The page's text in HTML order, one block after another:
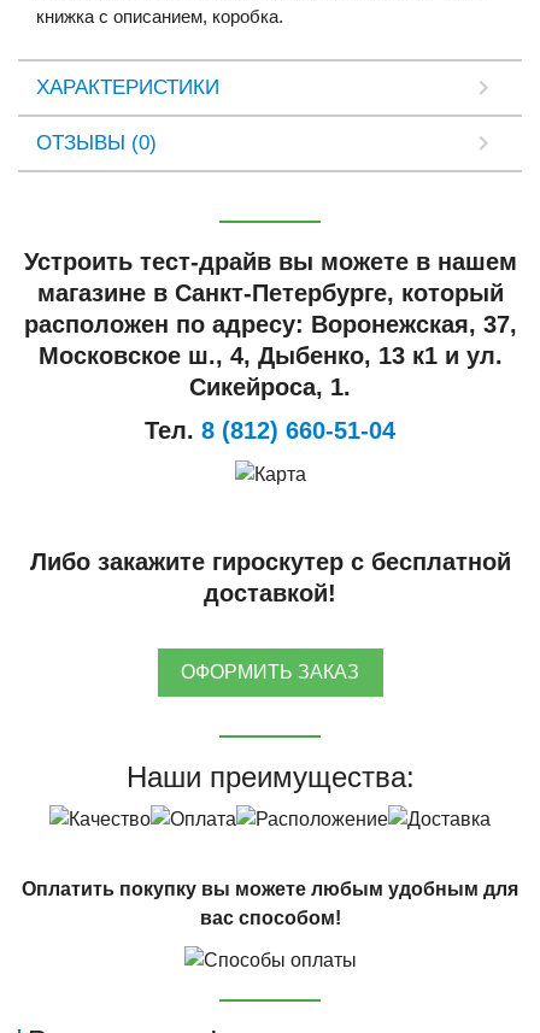
книжка с описанием, коробка.
ХАРАКТЕРИСТИКИ
ОТЗЫВЫ (0)
Устроить тест-драйв вы можете в нашем
магазине в Санкт-Петербурге, который
расположен по адресу: Воронежская, 37,
Московское ш., 4, Дыбенко, 13 к1 и ул.
Сикейроса, 1.
Тел. 8 (812) 660-51-04
Либо закажите гироскутер с бесплатной
доставкой!
ОФОРМИТЬ ЗАКАЗ
Наши преимущества:
Оплатить покупку вы можете любым удобным для
вас способом!